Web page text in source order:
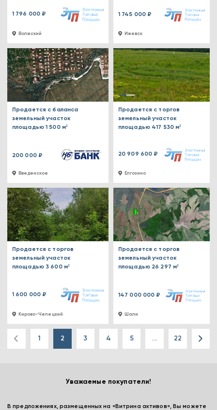
Волжский
1 796 000 ₽
Ижевск
1 745 000 ₽
Введенское
Продается с баланса
земельный участок
площадью 1 500 м²
200 000 ₽
Елгозино
Продается с торгов
земельный участок
площадью 417 530 м²
20 909 600 ₽
Кирово-Чепецкий
Продается с торгов
земельный участок
площадью 3 600 м²
1 600 000 ₽
Шали
Продается с торгов
земельный участок
площадью 26 297 м²
147 000 000 ₽
1 2 3 4 5 ... 22
Уважаемые покупатели!
В предложениях, размещенных на «Витрина активов», Вы можете